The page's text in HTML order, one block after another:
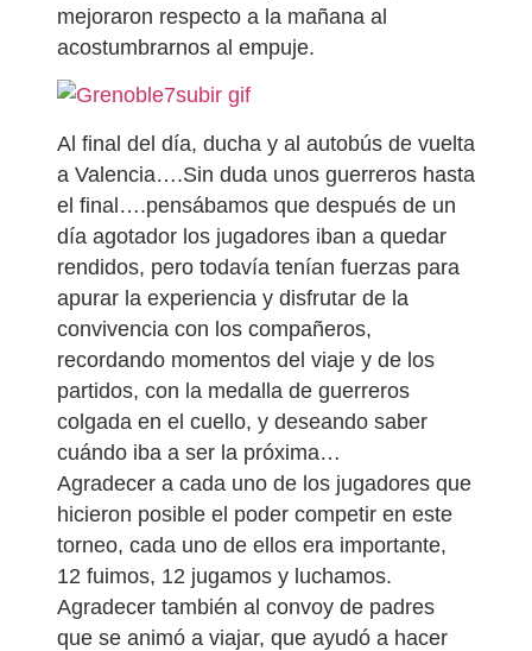
mejoraron respecto a la mañana al
acostumbrarnos al empuje.
subir gif
Al final del día, ducha y al autobús de vuelta
a Valencia….Sin duda unos guerreros hasta
el final….pensábamos que después de un
día agotador los jugadores iban a quedar
rendidos, pero todavía tenían fuerzas para
apurar la experiencia y disfrutar de la
convivencia con los compañeros,
recordando momentos del viaje y de los
partidos, con la medalla de guerreros
colgada en el cuello, y deseando saber
cuándo iba a ser la próxima…
Agradecer a cada uno de los jugadores que
hicieron posible el poder competir en este
torneo, cada uno de ellos era importante,
12 fuimos, 12 jugamos y luchamos.
Agradecer también al convoy de padres
que se animó a viajar, que ayudó a hacer